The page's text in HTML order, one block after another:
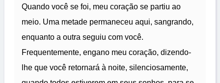
Quando você se foi, meu coração se partiu ao
meio. Uma metade permaneceu aqui, sangrando,
enquanto a outra seguiu com você.
Frequentemente, engano meu coração, dizendo-
lhe que você retornará à noite, silenciosamente,